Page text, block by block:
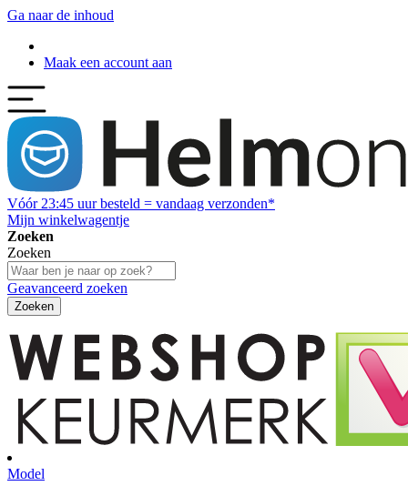
Ga naar de inhoud
Maak een account aan
Vóór 23:45 uur besteld = vandaag verzonden*
Mijn winkelwagentje
Zoeken
Zoeken
Geavanceerd zoeken
Zoeken
Model